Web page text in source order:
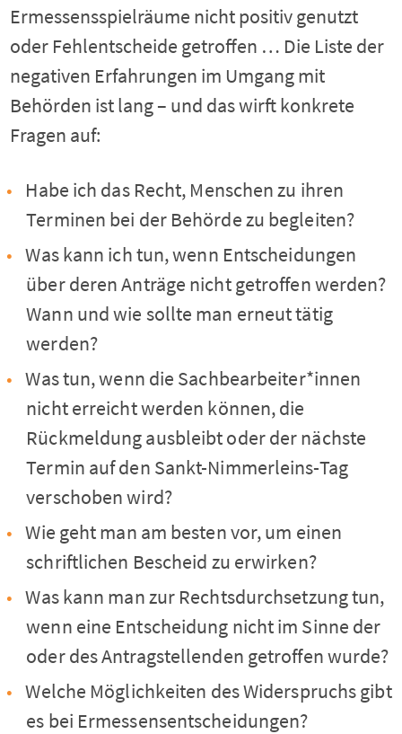
Ermessensspielräume nicht positiv genutzt
oder Fehlentscheide getroffen … Die Liste der
negativen Erfahrungen im Umgang mit
Behörden ist lang – und das wirft konkrete
Fragen auf:
Habe ich das Recht, Menschen zu ihren
Terminen bei der Behörde zu begleiten?
Was kann ich tun, wenn Entscheidungen
über deren Anträge nicht getroffen werden?
Wann und wie sollte man erneut tätig
werden?
Was tun, wenn die Sachbearbeiter*innen
nicht erreicht werden können, die
Rückmeldung ausbleibt oder der nächste
Termin auf den Sankt-Nimmerleins-Tag
verschoben wird?
Wie geht man am besten vor, um einen
schriftlichen Bescheid zu erwirken?
Was kann man zur Rechtsdurchsetzung tun,
wenn eine Entscheidung nicht im Sinne der
oder des Antragstellenden getroffen wurde?
Welche Möglichkeiten des Widerspruchs gibt
es bei Ermessensentscheidungen?